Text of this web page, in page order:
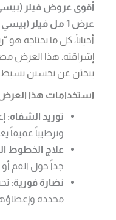
أقوى عروض فيلر
عرض 1 مل فيلر (بيسي – ايلين): لمسة الجمال الناعمة
أحياناً، كل ما نحتاجه
إشراقته. هذا العرض
يبحثن عن تحسين
استخدامات هذا
توريد الشفاه:
وترطيباً عميقاً
علاج الخطوط
جداً حول الفم
نضارة فورية:
محددة